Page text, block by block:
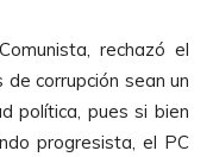
rechazó el
corrupción sean un
política, pues si bien
progresista, el PC